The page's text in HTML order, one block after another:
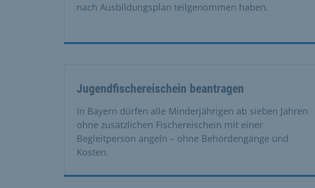
nach Ausbildungsplan teilgenommen haben.
Jugendfischereischein beantragen
In Bayern dürfen alle Minderjährigen ab sieben Jahren
ohne zusätzlichen Fischereischein mit einer
Begleitperson angeln – ohne Behördengänge und
Kosten.